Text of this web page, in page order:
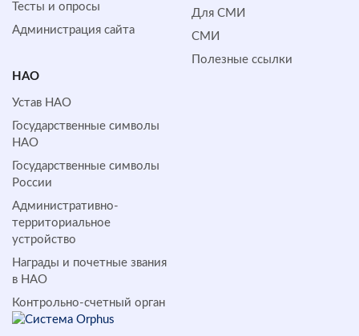
Тесты и опросы
Администрация сайта
Для СМИ
СМИ
Полезные ссылки
НАО
Устав НАО
Государственные символы
НАО
Государственные символы
России
Административно-
территориальное
устройство
Награды и почетные звания
в НАО
Контрольно-счетный орган